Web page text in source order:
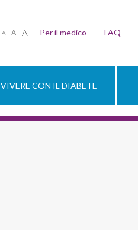
A A A Per il medico FAQ
VIVERE CON IL DIABETE